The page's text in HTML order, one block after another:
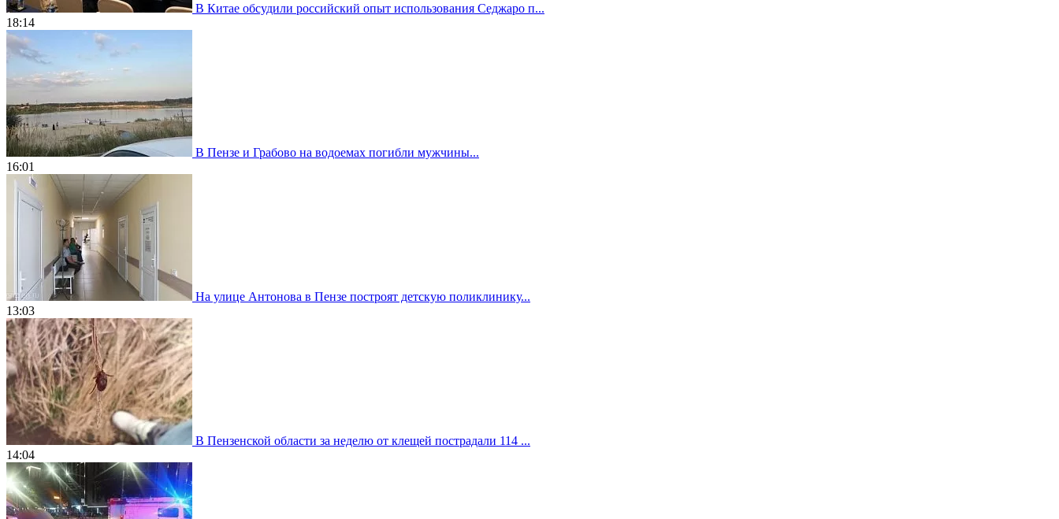
В Китае обсудили российский опыт использования Седжаро п...
18:14
В Пензе и Грабово на водоемах погибли мужчины...
16:01
На улице Антонова в Пензе построят детскую поликлинику...
13:03
В Пензенской области за неделю от клещей пострадали 114 ...
14:04